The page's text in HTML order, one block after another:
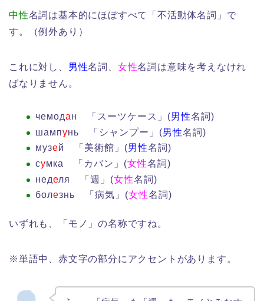
中性名詞は基本的にほぼすべて「不活動体名詞」で
す。（例外あり）
これに対し、 男性名詞、 女性名詞は意味を考えなけれ
ばなりません。
чемодан 「スーツケース」(男性名詞)
шампунь 「シャンプー」(男性名詞)
музей 「美術館」(男性名詞)
сумка 「カバン」(女性名詞)
неделя 「週」(女性名詞)
болезнь 「病気」(女性名詞)
いずれも、「モノ」の名称ですね。
※単語中、赤文字の部分にアクセントがあります。